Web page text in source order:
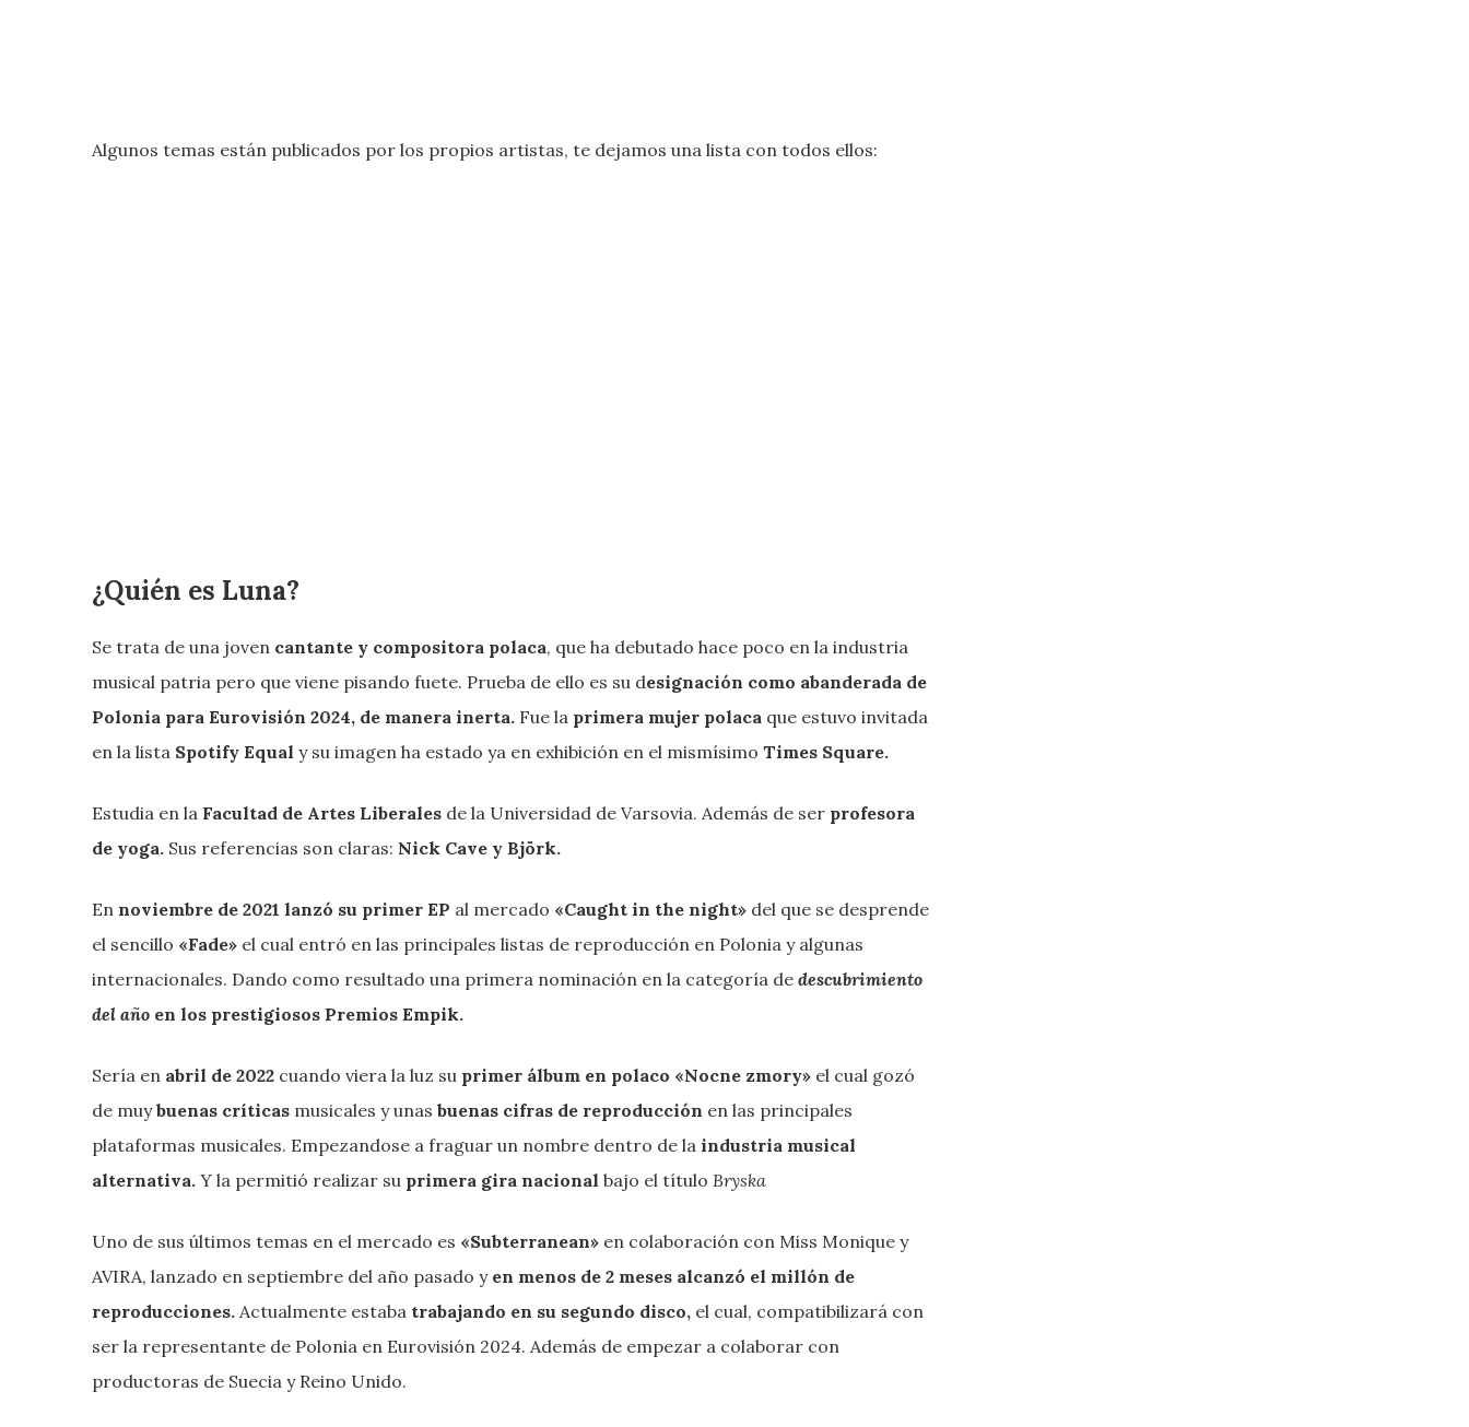
Algunos temas están publicados por los propios artistas, te dejamos una lista con todos ellos:
¿Quién es Luna?
Se trata de una joven cantante y compositora polaca, que ha debutado hace poco en la industria
musical patria pero que viene pisando fuete. Prueba de ello es su designación como abanderada de
Polonia para Eurovisión 2024, de manera inerta. Fue la primera mujer polaca que estuvo invitada
en la lista Spotify Equal y su imagen ha estado ya en exhibición en el mismísimo Times Square.
Estudia en la Facultad de Artes Liberales de la Universidad de Varsovia. Además de ser profesora
de yoga. Sus referencias son claras: Nick Cave y Björk.
En noviembre de 2021 lanzó su primer EP al mercado «Caught in the night» del que se desprende
el sencillo «Fade» el cual entró en las principales listas de reproducción en Polonia y algunas
internacionales. Dando como resultado una primera nominación en la categoría de descubrimiento
del año en los prestigiosos Premios Empik.
Sería en abril de 2022 cuando viera la luz su primer álbum en polaco «Nocne zmory» el cual gozó
de muybuenas críticas musicales y unas buenas cifras de reproducción en las principales
plataformas musicales. Empezandose a fraguar un nombre dentro de la industria musical
alternativa. Y la permitió realizar su primera gira nacional bajo el título Bryska
Uno de sus últimos temas en el mercado es «Subterranean» en colaboración con Miss Monique y
AVIRA, lanzado en septiembre del año pasado y en menos de 2 meses alcanzó el millón de
reproducciones. Actualmente estaba trabajando en su segundo disco, el cual, compatibilizará con
ser la representante de Polonia en Eurovisión 2024. Además de empezar a colaborar con
productoras de Suecia y Reino Unido.